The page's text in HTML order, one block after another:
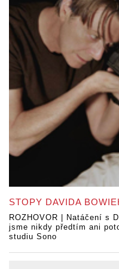
STOPY DAVIDA
ROZHOVOR | Natáčení s
jsme nikdy předtím ani
studiu Sono